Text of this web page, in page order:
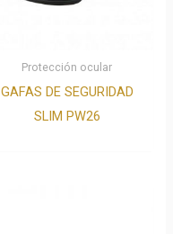
Protección ocular
GAFAS DE SEGURIDAD
SLIM PW26